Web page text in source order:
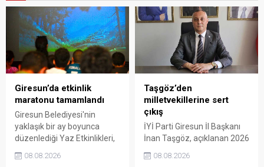
Giresun’da etkinlik
maratonu tamamlandı
Giresun Belediyesi'nin
yaklaşık bir ay boyunca
düzenlediği Yaz Etkinlikleri,
sanat ve eğlenceyle
08.08.2026
Taşgöz’den
milletvekillerine sert
çıkış
İYİ Parti Giresun İl Başkanı
İnan Taşgöz, açıklanan 2026
üzerinden iktidar
08.08.2026